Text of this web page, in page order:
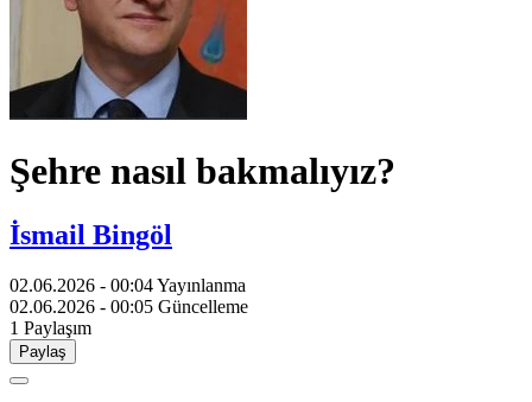
Şehre nasıl bakmalıyız?
İsmail Bingöl
02.06.2026 - 00:04Yayınlanma
02.06.2026 - 00:05 Güncelleme
1 Paylaşım
Paylaş